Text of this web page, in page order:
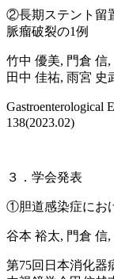
②長期ステント留
脈瘤破裂の1例
竹中 優美, 門倉 信
田中 佳祐, 雨宮 史
Gastroenterological
138(2023.02)
３．学会発表
①胆道感染症にお
谷本 裕太, 門倉 信
第75回日本消化器